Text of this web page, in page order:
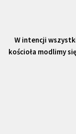
W intencji
kościoła modlimy się